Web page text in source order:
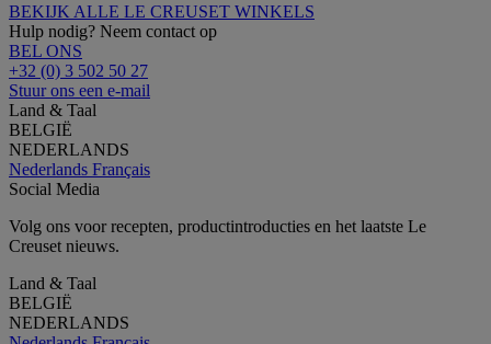
BEKIJK ALLE LE CREUSET WINKELS
Hulp nodig? Neem contact op
BEL ONS
+32 (0) 3 502 50 27
Stuur ons een e-mail
Land & Taal
BELGIË
NEDERLANDS
Nederlands Français
Social Media
Volg ons voor recepten, productintroducties en het laatste Le
Creuset nieuws.
Land & Taal
BELGIË
NEDERLANDS